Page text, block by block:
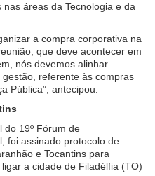
áreas da Tecnologia e da
a compra corporativa na
que deve acontecer em
nós devemos alinhar
referente às compras
Pública”, antecipou.
do 19º Fórum de
foi assinado protocolo de
e Tocantins para
a cidade de Filadélfia (TO)